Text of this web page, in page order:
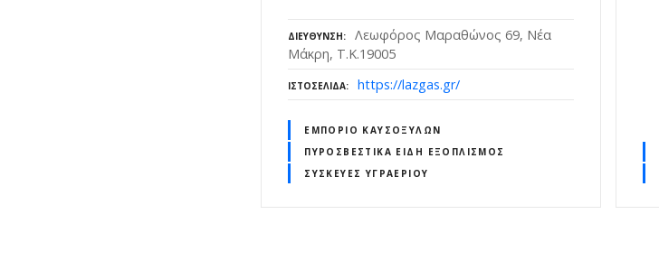
ΔΙΕΎΘΥΝΣΗ
Λεωφόρος Μαραθώνος 69, Νέα
Μάκρη, Τ.Κ.19005
ΙΣΤΟΣΕΛΊΔΑ https://lazgas.gr/
ΕΜΠΌΡΙΟ ΚΑΥΣΌΞΥΛΩΝ
ΠΥΡΟΣΒΕΣΤΙΚΆ ΕΊΔΗ ΕΞΟΠΛΙΣΜΌΣ
ΣΥΣΚΕΥΈΣ ΥΓΡΑΕΡΊΟΥ